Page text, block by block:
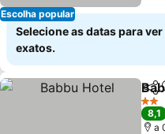
Escolha popular
Selecione as datas para
exatos.
2
8,1
a